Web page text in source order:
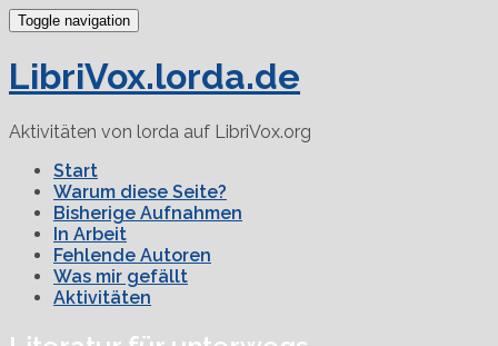
Toggle navigation
LibriVox.lorda.de
Aktivitäten von lorda auf LibriVox.org
Start
Warum diese Seite?
Bisherige Aufnahmen
In Arbeit
Fehlende Autoren
Was mir gefällt
Aktivitäten